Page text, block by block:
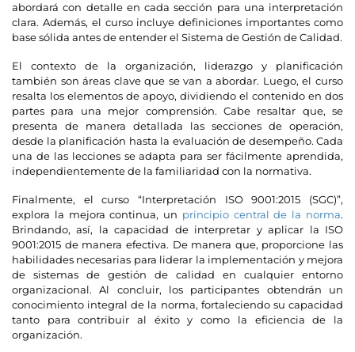
abordará con detalle en cada sección para una interpretación
clara. Además, el curso incluye definiciones importantes como
base sólida antes de entender el Sistema de Gestión de Calidad.
El contexto de la organización, liderazgo y planificación
también son áreas clave que se van a abordar. Luego, el curso
resalta los elementos de apoyo, dividiendo el contenido en dos
partes para una mejor comprensión. Cabe resaltar que, se
presenta de manera detallada las secciones de operación,
desde la planificación hasta la evaluación de desempeño. Cada
una de las lecciones se adapta para ser fácilmente aprendida,
independientemente de la familiaridad con la normativa.
Finalmente, el curso “Interpretación ISO 9001:2015 (SGC)”,
explora la mejora continua, un principio central de la norma.
Brindando, así, la capacidad de interpretar y aplicar la ISO
9001:2015 de manera efectiva. De manera que, proporcione las
habilidades necesarias para liderar la implementación y mejora
de sistemas de gestión de calidad en cualquier entorno
organizacional.Al concluir, los participantes obtendrán un
conocimiento integral de la norma, fortaleciendo su capacidad
tanto para contribuir al éxito y como la eficiencia de la
organización.